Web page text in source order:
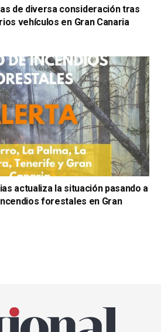
de diversa consideración tras
vehículos en Gran Canaria
actualiza la situación pasando a
forestales en Gran